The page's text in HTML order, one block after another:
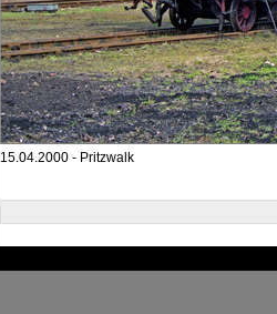
15.04.2000 - Pritzwalk